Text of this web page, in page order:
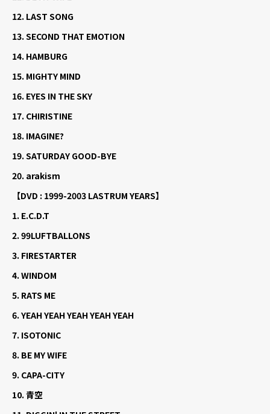
12. LAST SONG
13. SECOND THAT EMOTION
14. HAMBURG
15. MIGHTY MIND
16. EYES IN THE SKY
17. CHIRISTINE
18. IMAGINE?
19. SATURDAY GOOD-BYE
20. arakism
【DVD : 1999-2003 LASTRUM YEARS】
1. E.C.D.T
2. 99LUFTBALLONS
3. FIRESTARTER
4. WINDOM
5. RATS ME
6. YEAH YEAH YEAH YEAH YEAH
7. ISOTONIC
8. BE MY WIFE
9. CAPA-CITY
10. 青空